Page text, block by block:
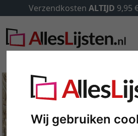
Wij gebruiken
Verzendkosten ALTIJD 9,95